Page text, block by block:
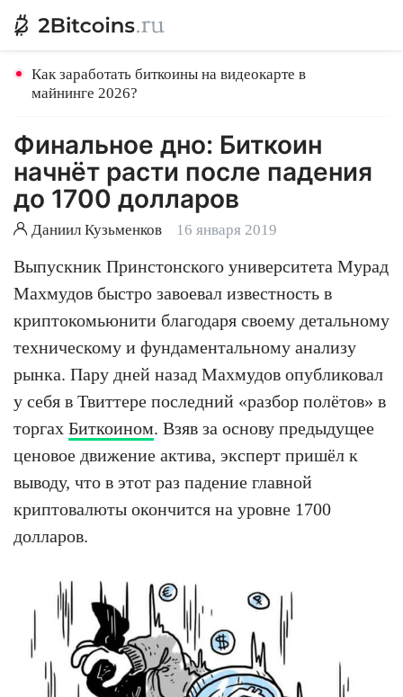
Как заработать биткоины на видеокарте в
майнинге 2026?
Финальное дно: Биткоин
начнёт расти после падения
до 1700 долларов
Даниил Кузьменков 16 января 2019
Выпускник Принстонского университета Мурад
Махмудов быстро завоевал известность в
криптокомьюнити благодаря своему детальному
техническому и фундаментальному анализу
рынка. Пару дней назад Махмудов опубликовал
у себя в Твиттере последний «разбор полётов» в
торгах Биткоином. Взяв за основу предыдущее
ценовое движение актива, эксперт пришёл к
выводу, что в этот раз падение главной
криптовалюты окончится на уровне 1700
долларов.